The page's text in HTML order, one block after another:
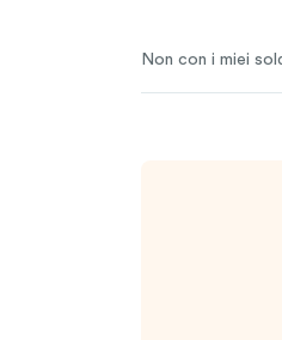
Non con i miei